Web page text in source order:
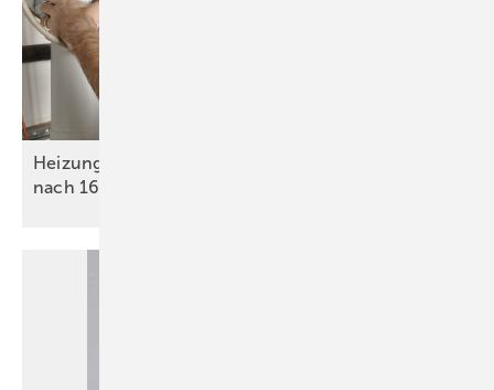
Heizungscheck in größeren Wohngebäuden ist
nach 16 Jahren